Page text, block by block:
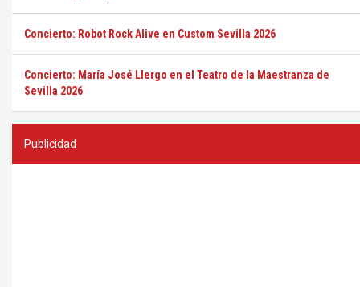
Concierto: Robot Rock Alive en Custom Sevilla 2026
Concierto: María José Llergo en el Teatro de la Maestranza de
Sevilla 2026
Publicidad